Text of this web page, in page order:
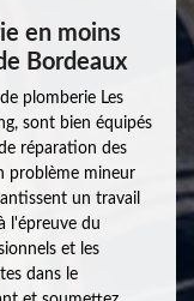
en moins
Bordeaux
plomberie Les
sont bien équipés
réparation des
problème mineur
un travail
l'épreuve du
et les
dans le